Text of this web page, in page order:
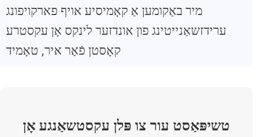
מיר באַקומען אַ קאָמיסיע אויף פארקויפונג
ערידזשאַנייטינג פון אונדזער לינקס אָן עקסטרע
קאָסטן פֿאַר איר, טאָמיד
טשיפּאַסט עור צו פּלן עקסטשאַנגע אָן